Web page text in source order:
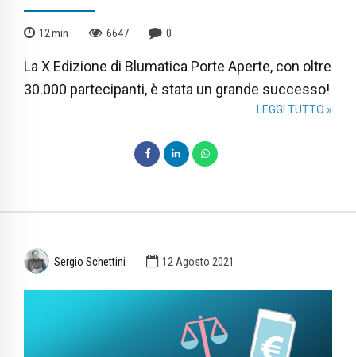
12min 6647 0
La X Edizione di Blumatica Porte Aperte, con oltre
30.000 partecipanti, è stata un grande successo!
LEGGI TUTTO »
Sergio Schettini 12 Agosto 2021